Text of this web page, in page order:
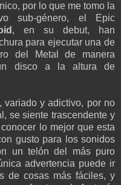
por lo que me tomo la
sub-género, el Epic
, en su debut, han
para ejecutar una de
del Metal de manera
disco a la altura de
variado y adictivo, por no
se siente trascendente y
lo mejor que esta
gusto para los sonidos
un telón del más puro
advertencia puede ir
de cosas más fáciles, y